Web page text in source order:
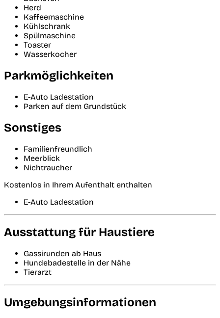
Herd
Kaffeemaschine
Kühlschrank
Spülmaschine
Toaster
Wasserkocher
Parkmöglichkeiten
E-Auto Ladestation
Parken auf dem Grundstück
Sonstiges
Familienfreundlich
Meerblick
Nichtraucher
Kostenlos in Ihrem Aufenthalt enthalten
E-Auto Ladestation
Ausstattung für Haustiere
Gassirunden ab Haus
Hundebadestelle in der Nähe
Tierarzt
Umgebungsinformationen